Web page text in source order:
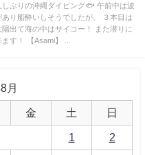
しぶりの沖縄ダイビング🐟 午前中は波
あり船酔いしそうでしたが、 ３本目は
陽出て海の中はサイコー！ また潜りに
ます！ 【Asami】 ...
月
金 土 日
1 2